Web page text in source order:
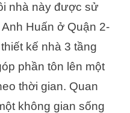
nhà này được sử
Huấn ở Quận 2-
kế nhà 3 tầng
phần tôn lên một
thời gian. Quan
không gian sống